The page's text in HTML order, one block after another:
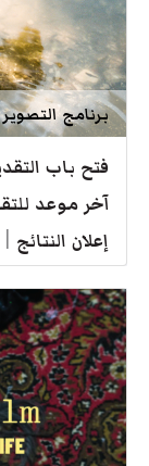
برنامج
فتح باب
آخر موعد
إعلان النتائج